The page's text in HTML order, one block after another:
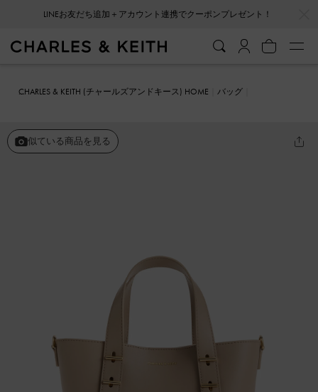
会員登録＋ニュースレター登録で10%OFFクーポンプレゼント！
CHARLES & KEITH (チャールズアンドキース) HOME
バッグ
似ている商品を見る